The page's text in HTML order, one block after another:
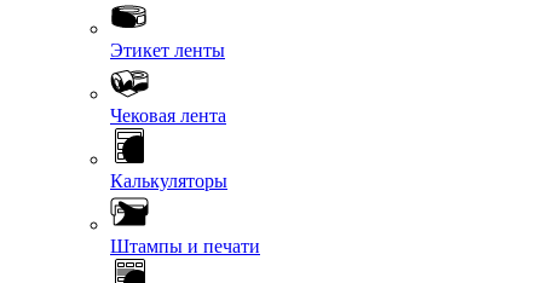
Этикет ленты
Чековая лента
Калькуляторы
Штампы и печати